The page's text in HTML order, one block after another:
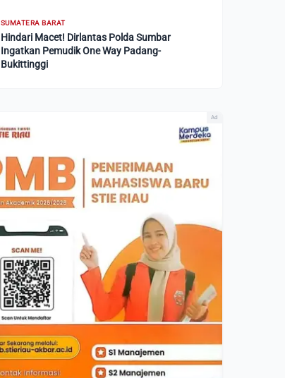
SUMATERA BARAT
Hindari Macet! Dirlantas Polda Sumbar
Ingatkan Pemudik One Way Padang-
Bukittinggi
Ad